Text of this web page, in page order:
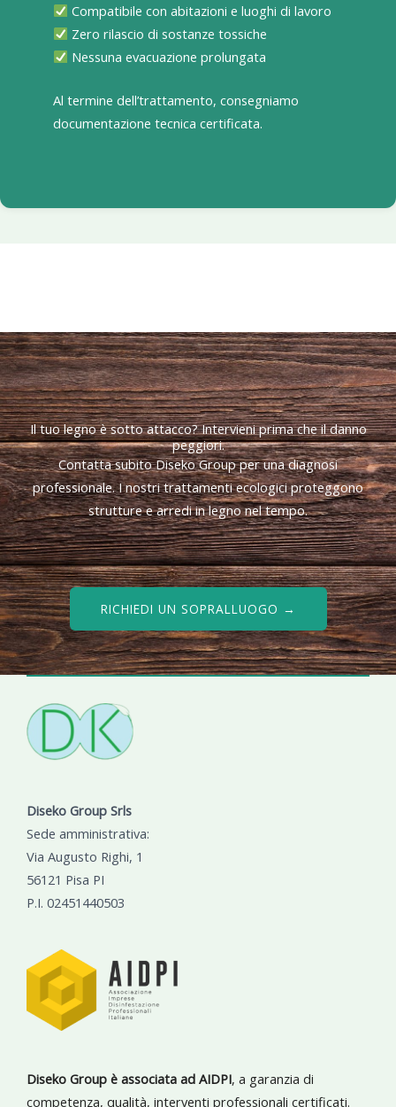
Compatibile con abitazioni e luoghi di lavoro
Zero rilascio di sostanze tossiche
Nessuna evacuazione prolungata
Al termine dell’trattamento, consegniamo
documentazione tecnica certificata.
Il tuo legno è sotto attacco? Intervieni prima che il danno
peggiori.
Contatta subito Diseko Group per una diagnosi
professionale. I nostri trattamenti ecologici proteggono
strutture e arredi in legno nel tempo.
RICHIEDI UN SOPRALLUOGO →
Diseko Group Srls
Sede amministrativa:
Via Augusto Righi, 1
56121 Pisa PI
P.I. 02451440503
Diseko Group è associata ad AIDPI, a garanzia di
competenza, qualità, interventi professionali certificati.